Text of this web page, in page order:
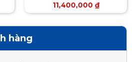
hàng
11,400,000 ₫